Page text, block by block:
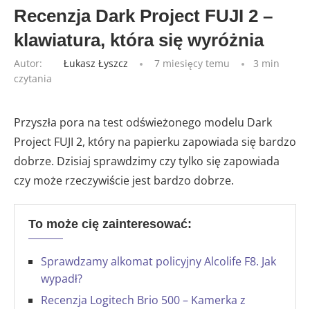
Recenzja Dark Project FUJI 2 –
klawiatura, która się wyróżnia
Autor: Łukasz Łyszcz 7 miesięcy temu
3 min
czytania
Przyszła pora na test odświeżonego modelu Dark
Project FUJI 2, który na papierku zapowiada się bardzo
dobrze. Dzisiaj sprawdzimy czy tylko się zapowiada
czy może rzeczywiście jest bardzo dobrze.
To może cię zainteresować:
Sprawdzamy alkomat policyjny Alcolife F8. Jak
wypadł?
Recenzja Logitech Brio 500 – Kamerka z